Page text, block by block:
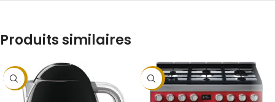
Produits similaires
-14% -9%